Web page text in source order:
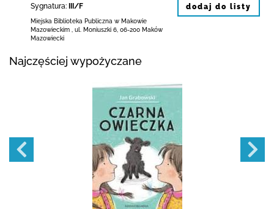
Sygnatura:
III/F
Miejska Biblioteka Publiczna w Makowie
Mazowieckim
ul. Moniuszki 6 06-200 Maków
Mazowiecki
dodaj do listy
Najczęściej wypożyczane